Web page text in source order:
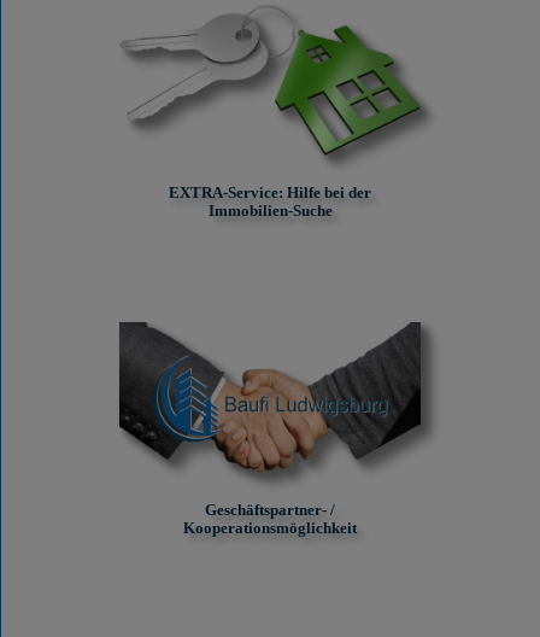
EXTRA-Service: Hilfe bei der
Immobilien-Suche
Geschäftspartner- /
Kooperationsmöglichkeit